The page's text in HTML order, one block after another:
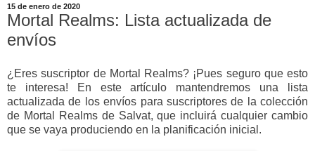
15 de enero de 2020
Mortal Realms: Lista actualizada de
envíos
¿Eres suscriptor de Mortal Realms? ¡Pues seguro que esto
te interesa! En este artículo mantendremos una lista
actualizada de los envíos para suscriptores de la colección
de Mortal Realms de Salvat, que incluirá cualquier cambio
que se vaya produciendo en la planificación inicial.